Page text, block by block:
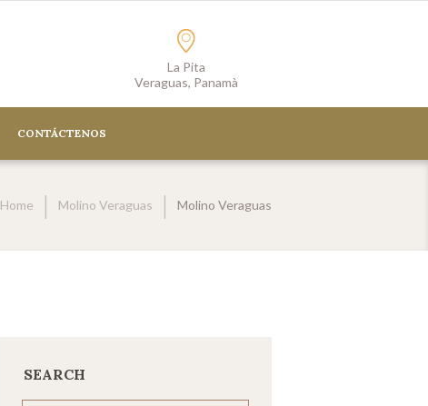
La Pita
Veraguas, Panamà
CONTÁCTENOS
Home Molino Veraguas Molino Veraguas
SEARCH